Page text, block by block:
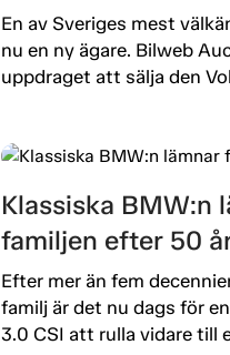
Bilweb Auctions!
En av Sveriges mest
nu en ny ägare. Bilweb
uppdraget att sälja den
Klassiska BMW:n
familjen efter 50
Efter mer än fem
familj är det nu dags för
3.0 CSI att rulla vidare till